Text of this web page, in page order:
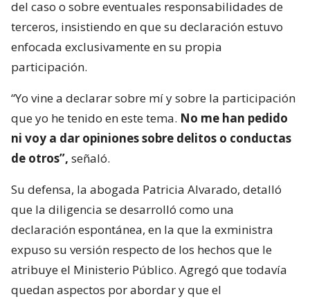
del caso o sobre eventuales responsabilidades de
terceros, insistiendo en que su declaración estuvo
enfocada exclusivamente en su propia
participación.
“Yo vine a declarar sobre mí y sobre la participación
que yo he tenido en este tema. No me han pedido
ni voy a dar opiniones sobre delitos o conductas
de otros”, señaló.
Su defensa, la abogada Patricia Alvarado, detalló
que la diligencia se desarrolló como una
declaración espontánea, en la que la exministra
expuso su versión respecto de los hechos que le
atribuye el Ministerio Público. Agregó que todavía
quedan aspectos por abordar y que el